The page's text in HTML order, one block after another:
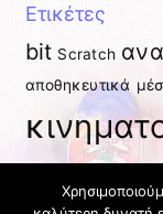
Ετικέτες
bit Scratch
αποθηκευτικά